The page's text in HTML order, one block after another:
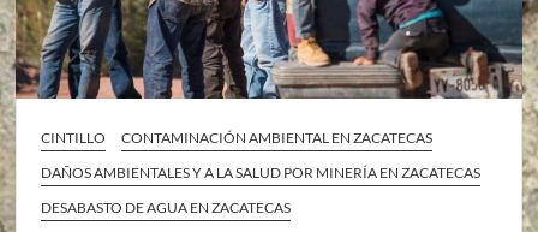
CINTILLO
CONTAMINACIÓN AMBIENTAL EN ZACATECAS
DAÑOS AMBIENTALES Y A LA SALUD POR MINERÍA EN ZACATECAS
DESABASTO DE AGUA EN ZACATECAS